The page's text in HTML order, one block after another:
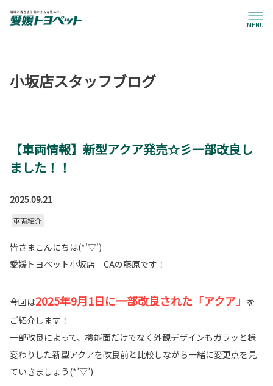
MENU
小坂店スタッフブログ
【車両情報】新型アクア発売☆彡一部改良し
ました！！
2025.09.21
車両紹介
皆さまこんにちは(*'▽')
愛媛トヨペット小坂店 CAの藤原です！
今回は2025年9月1日に一部改良された「アクア」 を
ご紹介します！
一部改良によって、機能面だけでなく外観デザインもガラッと様
変わりした新型アクアを改良前と比較しながら一緒に変更点を見
ていきましょう(*’▽’)